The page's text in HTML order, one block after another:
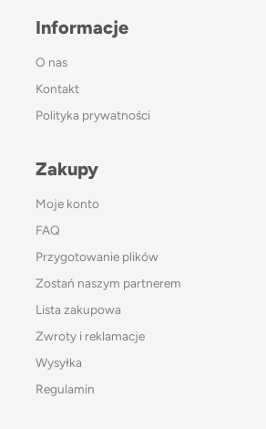
Informacje
O nas
Kontakt
Polityka prywatności
Zakupy
Moje konto
FAQ
Przygotowanie plików
Zostań naszym partnerem
Lista zakupowa
Zwroty i reklamacje
Wysyłka
Regulamin